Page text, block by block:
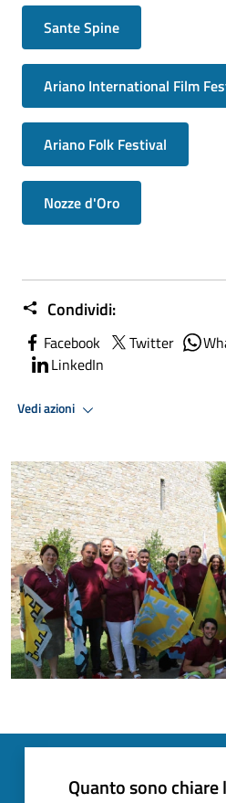
Sante Spine
Ariano International Film
Ariano Folk Festival
Nozze d'Oro
Condividi:
Facebook Twitter
LinkedIn
Vedi azioni
Quanto sono